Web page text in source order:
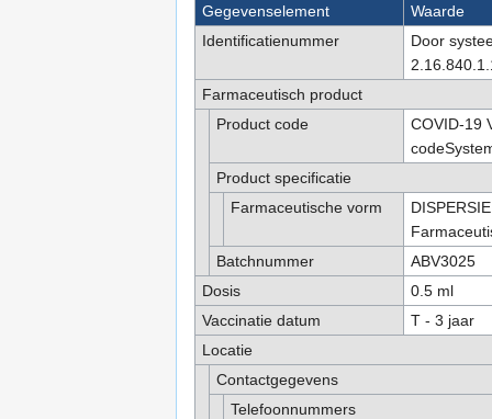
Gegevenselement
Waarde
Identificatienummer
Door
Farmaceutisch product
Product code
COVID-19
Product specificatie
Farmaceutische vorm
Batchnummer
ABV3025
Dosis
0.5 ml
Vaccinatie datum
T - 3 jaar
Locatie
Contactgegevens
Telefoonnummers